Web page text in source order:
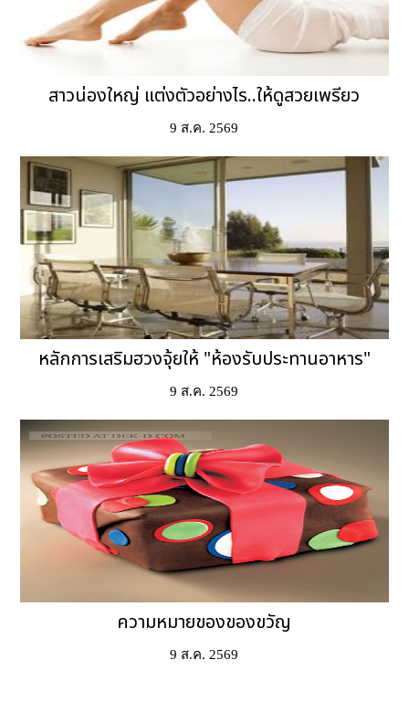
สาวน่องใหญ่ แต่งตัวอย่างไร..ให้ดูสวยเพรียว
9 ส.ค. 2569
หลักการเสริมฮวงจุ้ยให้ "ห้องรับประทานอาหาร"
9 ส.ค. 2569
ความหมายของของขวัญ
9 ส.ค. 2569